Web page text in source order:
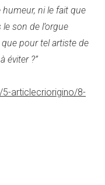
ni le fait que
son de l’orgue
pour tel artiste de
éviter ?”
articlecriorigino/8-